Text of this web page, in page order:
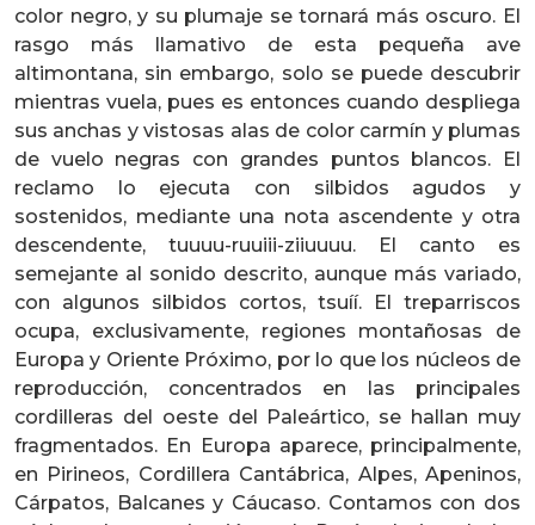
color negro, y su plumaje se tornará más oscuro. El
rasgo más llamativo de esta pequeña ave
altimontana, sin embargo, solo se puede descubrir
mientras vuela, pues es entonces cuando despliega
sus anchas y vistosas alas de color carmín y plumas
de vuelo negras con grandes puntos blancos. El
reclamo lo ejecuta con silbidos agudos y
sostenidos, mediante una nota ascendente y otra
descendente, tuuuu-ruuiii-ziiuuuu. El canto es
semejante al sonido descrito, aunque más variado,
con algunos silbidos cortos, tsuíí. El treparriscos
ocupa, exclusivamente, regiones montañosas de
Europa y Oriente Próximo, por lo que los núcleos de
reproducción, concentrados en las principales
cordilleras del oeste del Paleártico, se hallan muy
fragmentados. En Europa aparece, principalmente,
en Pirineos, Cordillera Cantábrica, Alpes, Apeninos,
Cárpatos, Balcanes y Cáucaso. Contamos con dos